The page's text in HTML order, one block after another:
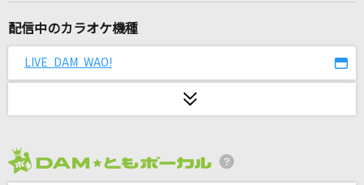
11月のアンクレット
会いにKiTE!(2025 9人 ver.)
配信中のカラオケ機種
LIVE DAM WAO!